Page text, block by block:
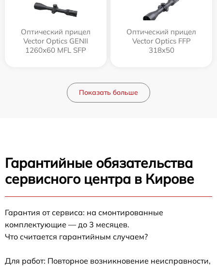
Оптический прицел
Vector Optics GENII
1260x60 MFL SFP
Оптический прицел
Vector Optics FFP
318x50
Показать больше
Гарантийные обязательства
сервисного центра в Кирове
Гарантия от сервиса: на смонтированные
комплектующие — до 3 месяцев.
Что считается гарантийным случаем?
Для работ: Повторное возникновение неисправности,